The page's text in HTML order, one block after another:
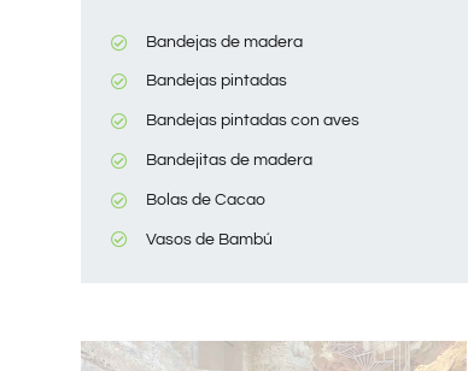
Bandejas de madera
Bandejas pintadas
Bandejas pintadas con aves
Bandejitas de madera
Bolas de Cacao
Vasos de Bambú